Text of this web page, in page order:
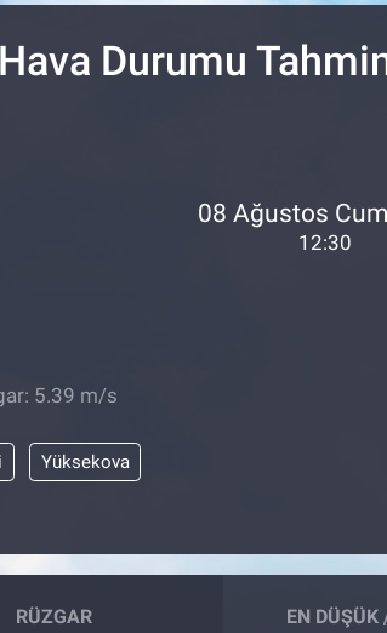
Durumu
08 Ağustos
12:30
5.39 m/s
Yüksekova
RÜZGAR EN DÜŞÜK